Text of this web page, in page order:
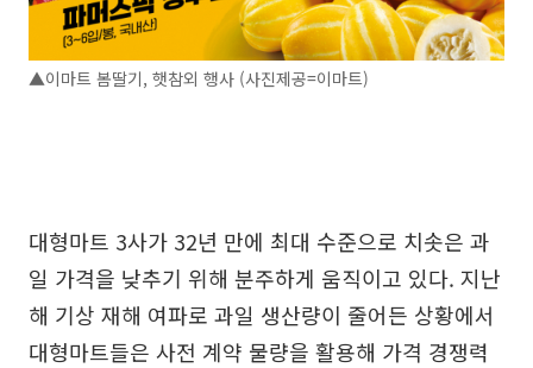
▲이마트 봄딸기, 햇참외 행사 (사진제공=이마트)
대형마트 3사가 32년 만에 최대 수준으로 치솟은 과
일 가격을 낮추기 위해 분주하게 움직이고 있다. 지난
해 기상 재해 여파로 과일 생산량이 줄어든 상황에서
대형마트들은 사전 계약 물량을 활용해 가격 경쟁력